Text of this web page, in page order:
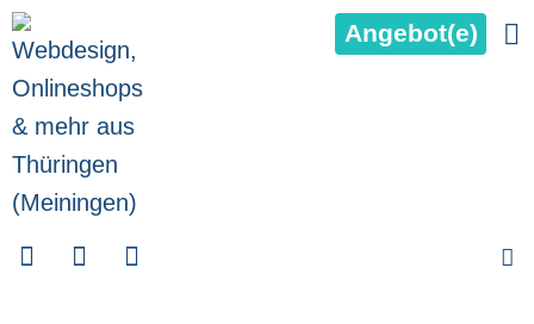
Angebot(e)